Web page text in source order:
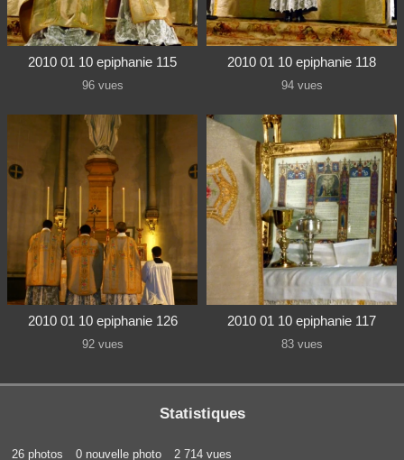
2010 01 10 epiphanie 115
96 vues
2010 01 10 epiphanie 118
94 vues
2010 01 10 epiphanie 126
92 vues
2010 01 10 epiphanie 117
83 vues
Statistiques
26 photos 0 nouvelle photo 2 714 vues